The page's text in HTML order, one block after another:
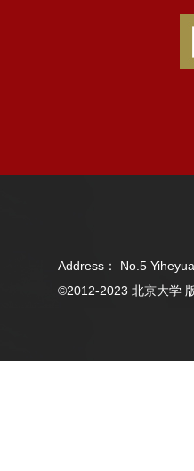
Address： No.5
©2012-2023 北京大学